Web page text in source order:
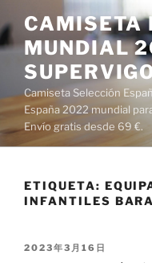
al
contenido
CAMISETA
MUNDIAL
Camiseta Selección
España 2022 mundial
Envío gratis desde 69 €.
ETIQUETA:
INFANTILES
PUBLICADO
2023年3月16日